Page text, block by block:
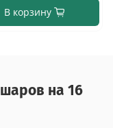
В корзину
на 16